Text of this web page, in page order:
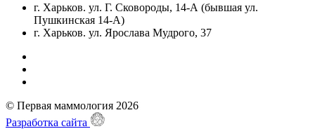
г. Харьков. ул. Г. Сковороды, 14-А (бывшая ул.
Пушкинская 14-А)
г. Харьков. ул. Ярослава Мудрого, 37
© Первая маммология 2026
Разработка сайта